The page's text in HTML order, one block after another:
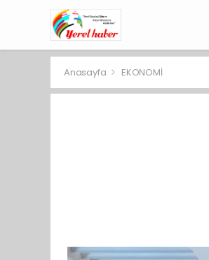
Anasayfa EKONOMİ